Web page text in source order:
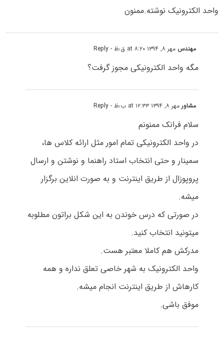
واحد الکترونیک نوشته.ممنون
مهندس مهر ۸, ۱۳۹۴ at ۸:۲۰ ق٫ظ - Reply
مگه واحد الکترونیکی مجوز گرفت؟
مشاورمهر ۸, ۱۳۹۴ at ۱۲:۳۳ ب٫ظ - Reply
سلام فرانک ممنونم
در واحد الکترونیکی تمام امور مثل ارائه کلاس ها،
سمینار و حتی انتخاب استاد راهنما و نوشتن و ارسال
پروپوزال از طریق اینترنت و به صورت انلاین برگزار
میشه.
در صورتی که درس خوندن به این شکل براتون مطلوبه
میتونید انتخاب کنید.
مدرکش هم کاملا معتبر هست.
واحد الکترونیک به شهر خاصی تعلق نداره و همه
کارهاش از طریق اینترنت انجام میشه.
موفق باشی.